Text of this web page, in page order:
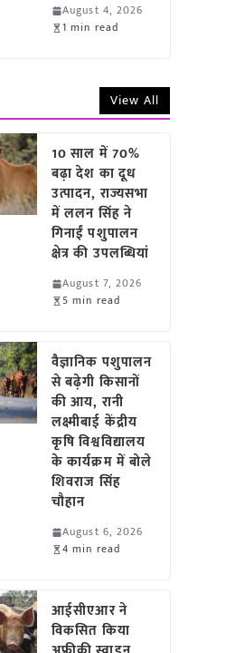
August 4, 2026
1 min read
View All
10 साल में 70%
बढ़ा देश का दूध
उत्पादन, राज्यसभा
में ललन सिंह ने
गिनाईं पशुपालन
क्षेत्र की उपलब्धियां
August 7, 2026
5 min read
वैज्ञानिक पशुपालन
से बढ़ेगी किसानों
की आय, रानी
लक्ष्मीबाई केंद्रीय
कृषि विश्वविद्यालय
के कार्यक्रम में बोले
शिवराज सिंह
चौहान
August 6, 2026
4 min read
आईसीएआर ने
विकसित किया